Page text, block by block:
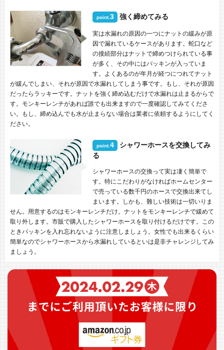
point.3 強く締めてみる
実は水漏れの原因の一つにナットの緩みが原
因で漏れているケースがあります。蛇口など
の接続部分はナットで締めつけられている事
が多く、その中にはパッキンが入っていま
す。よくあるのが年月が経つにつれてナット
が緩んでしまい、それが原因で水漏れしてしまう事です。もし、それが原因
だったらラッキーです。ナットを強く締め込むだけで水漏れは止まるからで
す。モンキーレンチがあれば誰でも出来ますので一度確認してみてくださ
い。もし、締め込んでも水が止まらない場合は業者に依頼するようにしてく
ださい。
point.4
シャワーホースを交換してみ
る
シャワーホースの交換って実は凄く簡単で
す。特にこだわりがなければホームセンター
で売っている数千円のホースで交換出来てし
まいます。しかも、難しい技術は一切いりま
せん。用意するのはモンキーレンチだけ。ナットをモンキーレンチで緩めて
取り外します。市販で購入したシャワーホースを取り付けるだけです。この
ときパッキンを入れ忘れないように注意しましょう。女性でも出来るくらい
簡単なのでシャワーホースから水漏れしているといは是非チャレンジしてみ
ましょう。